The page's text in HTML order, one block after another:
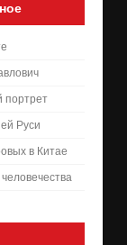
портрет
Руси
в Китае